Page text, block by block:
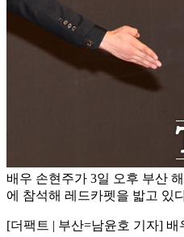
배우 손현주가 3일 오후 부산
에 참석해 레드카펫을 밟고 있
[더팩트 | 부산=남윤호 기자]